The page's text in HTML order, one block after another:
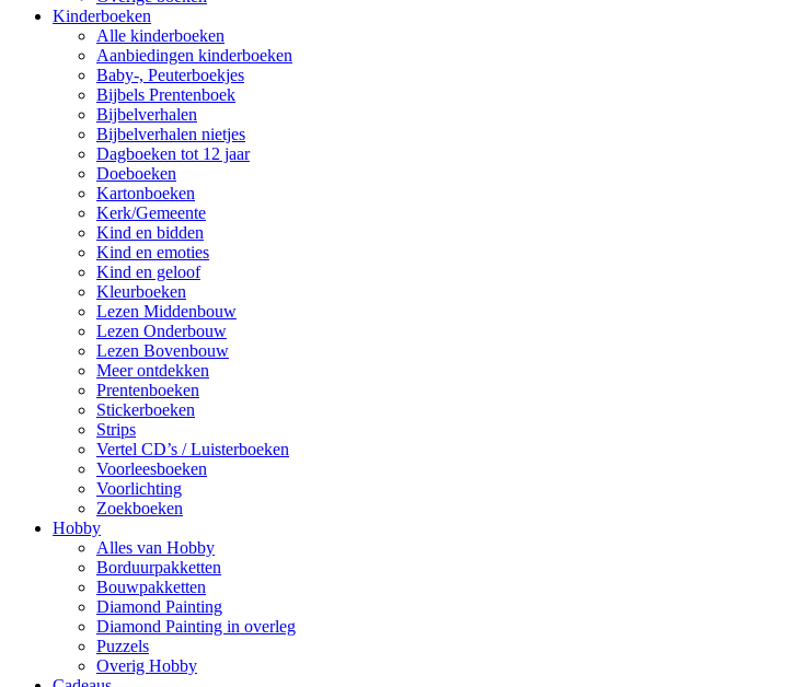
Kinderboeken
Alle kinderboeken
Aanbiedingen kinderboeken
Baby-, Peuterboekjes
Bijbels Prentenboek
Bijbelverhalen
Bijbelverhalen nietjes
Dagboeken tot 12 jaar
Doeboeken
Kartonboeken
Kerk/Gemeente
Kind en bidden
Kind en emoties
Kind en geloof
Kleurboeken
Lezen Middenbouw
Lezen Onderbouw
Lezen Bovenbouw
Meer ontdekken
Prentenboeken
Stickerboeken
Strips
Vertel CD’s / Luisterboeken
Voorleesboeken
Voorlichting
Zoekboeken
Hobby
Alles van Hobby
Borduurpakketten
Bouwpakketten
Diamond Painting
Diamond Painting in overleg
Puzzels
Overig Hobby